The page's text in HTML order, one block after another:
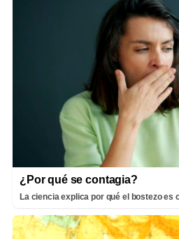
¿Por qué se contagia?
La ciencia explica por qué el bostezo es